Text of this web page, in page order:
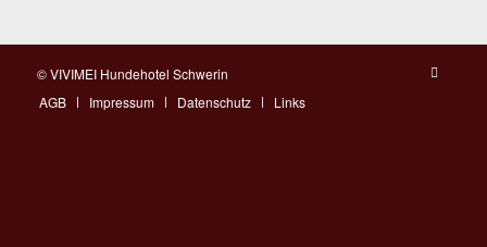
© VIVIMEI Hundehotel Schwerin
AGB
Impressum Datenschutz Links